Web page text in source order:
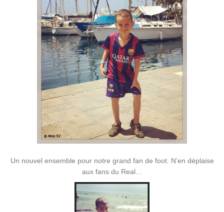
Un nouvel ensemble pour notre grand fan de foot. N’en déplaise
aux fans du Real…